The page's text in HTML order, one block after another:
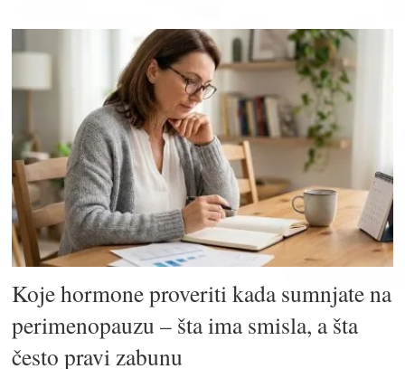
Koje hormone proveriti kada sumnjate na
perimenopauzu – šta ima smisla, a šta
često pravi zabunu